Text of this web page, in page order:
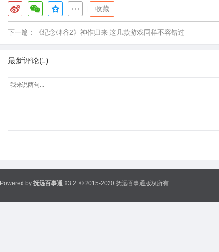
收藏
下一篇： 《纪念碑谷2》神作归来 这几款游戏同样不容错过
最新评论(1)
Powered by 抚远百事通 X3.2 © 2015-2020 抚远百事通版权所有